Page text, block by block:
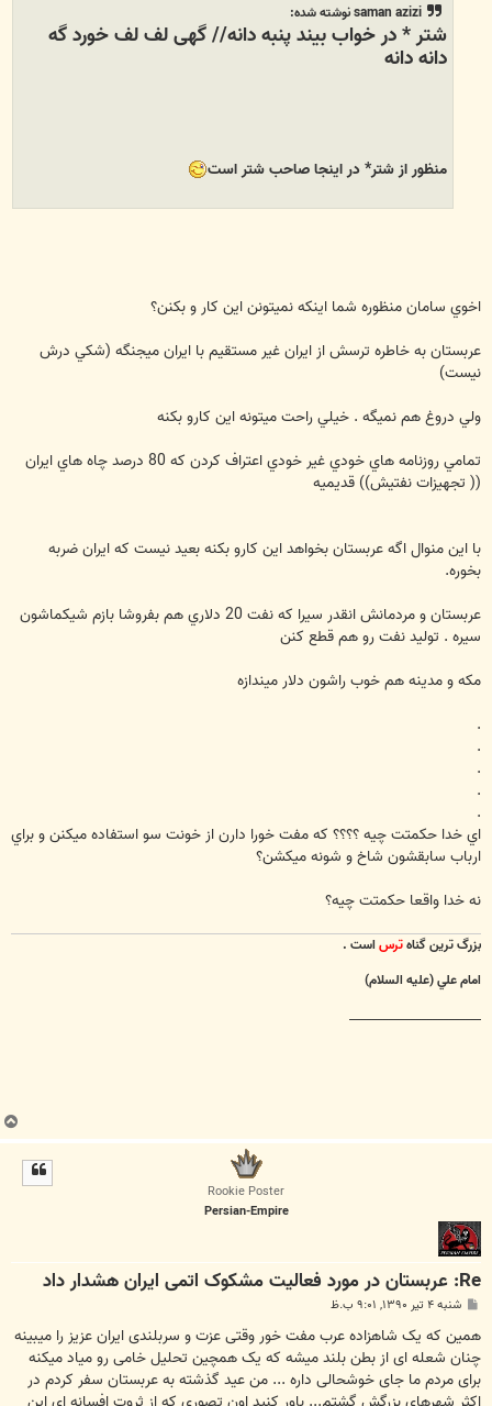
saman azizi نوشته شده:
شتر * در خواب بیند پنبه دانه// گهی لف لف خورد گه
دانه دانه
منظور از شتر* در اینجا صاحب شتر است
اخوي سامان منظوره شما اينكه نميتونن اين كار و بكنن؟
عربستان به خاطره ترسش از ايران غير مستقيم با ايران ميجنگه (شكي درش
نيست)
ولي دروغ هم نميگه . خيلي راحت ميتونه اين كارو بكنه
تمامي روزنامه هاي خودي غير خودي اعتراف كردن كه 80 درصد چاه هاي ايران
(( تجهيزات نفتيش)) قديميه
با اين منوال اگه عربستان بخواهد اين كارو بكنه بعيد نيست كه ايران ضربه
بخوره.
عربستان و مردمانش انقدر سيرا كه نفت 20 دلاري هم بفروشا بازم شيكماشون
سيره . توليد نفت رو هم قطع كنن
مكه و مدينه هم خوب راشون دلار ميندازه
.
.
.
.
.
اي خدا حكمتت چيه ؟؟؟؟ كه مفت خورا دارن از خونت سو استفاده ميكنن و براي
ارباب سابقشون شاخ و شونه ميكشن؟
نه خدا واقعا حكمتت چيه؟
بزرگ ترين گناهترس است .
امام علي (عليه السلام)
________________________
Rookie Poster
Persian-Empire
Re: عربستان در مورد فعاليت مشکوک اتمی ايران هشدار داد
ت
شنبه ۴ تیر ۱۳۹۰, ۹:۰۱ ب.ظ
همین که یک شاهزاده عرب مفت خور وقتی عزت و سربلندی ایران عزیز را میبینه
چنان شعله ای از بطن بلند میشه که یک همچین تحلیل خامی رو میاد میکنه
برای مردم ما جای خوشحالی داره ... من عید گذشته به عربستان سفر کردم در